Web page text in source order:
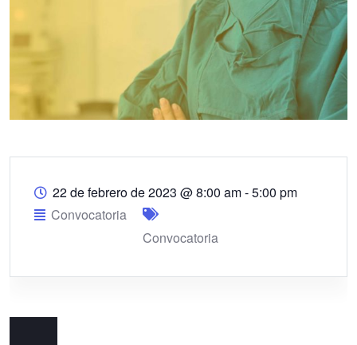
22 de febrero de 2023 @8:00 am - 5:00 pm
Convocatoria
Convocatoria